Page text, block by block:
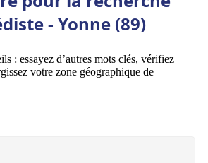
- Yonne (89)
: essayez d’autres mots clés, vérifiez
votre zone géographique de